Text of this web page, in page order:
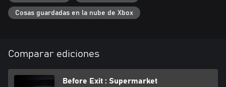
Cosas guardadas en la nube de Xbox
Comparar ediciones
Before Exit : Supermarket